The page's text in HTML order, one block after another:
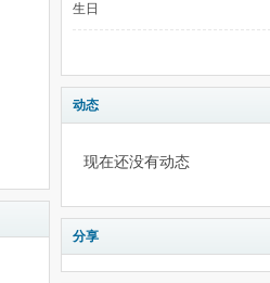
生日
动态
现在还没有动态
分享